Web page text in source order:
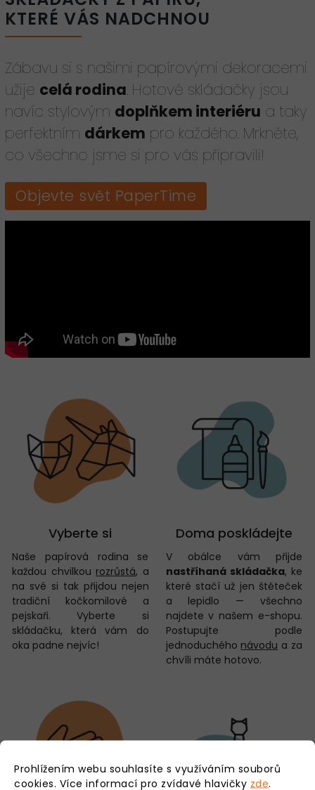
Prohlížením webu souhlasíte s využíváním souborů
cookies. Více informací pro zvídavé hlavičky zde.
KTERÉ VÁS NADCHNOU
Zábavu si s našimi papírovými dekoracemi
užije celá rodina. Hotové skládačky jsou
navíc stylovým doplňkem interiéru a taky
perfektním dárkem pro každého. Mrkněte,
co všechno jsme si pro vás připravili!
Objevte svět PaperTime
Vyberte si
Naše papírová rodina se
každou chvilkou rozrůstá, a
na své si tak přijdou nejen
tradiční kočkomilové a
pejskaři. Vyberte si
skládačku, která vám do
oka padne nejvíc!
Doma poskládejte
V obálce vám přijde
nastříhaná skládačka, ke
které stačí už jen štěteček
a lepidlo — všechno
najdete v našem e-shopu.
Postupujte podle
jednoduchého návodu a za
chvíli máte hotovo.